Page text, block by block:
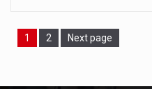
Page
1 Page
2 Next page